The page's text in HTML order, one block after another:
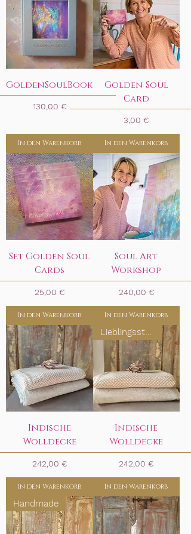
GoldenSoulBook
Preis
130,00 €
In den Warenkorb
Golden Soul
Card
Preis
3,00 €
In den Warenkorb
Set Golden Soul
Cards
Preis
25,00 €
In den Warenkorb
Soul Art
Workshop
Preis
240,00 €
In den Warenkorb
Indische
Wolldecke
Preis
242,00 €
In den Warenkorb
Lieblingsstück
Indische
Wolldecke
Preis
242,00 €
In den Warenkorb
Handmade